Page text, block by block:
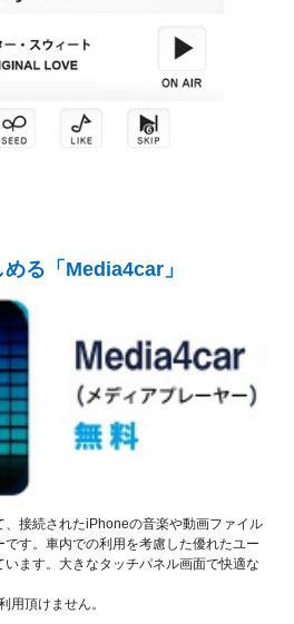
る「Media4car」
、接続されたiPhoneの音楽や動画ファイル
す。車内での利用を考慮した優れたユー
ます。大きなタッチパネル画面で快適な
頂けません。